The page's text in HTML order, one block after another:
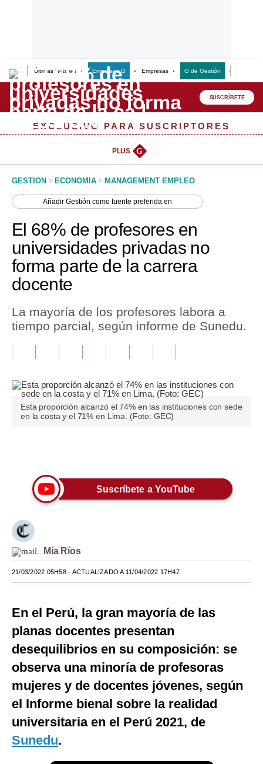
Últimas Noticias Empresas G Empresas G de Gestión
Lo último
Peru Quiosco
Management & Empleo
Perú
Política
Tu Dinero
Finanzas Personales
Inmobiliarias
Opinión
Editorial
Tendencias
Lujo
Viajes
Moda
EEUU
México
Internacional
Tecnología
SUSCRÍBETE
EXCLUSIVO PARA SUSCRIPTORES
PLUS G
GESTION > ECONOMIA > MANAGEMENT EMPLEO
AñadirGestión como fuente preferida en
El 68% de profesores en
universidades privadas no
forma parte de la carrera
docente
La mayoría de los profesores labora a
tiempo parcial, según informe de Sunedu.
Esta proporción alcanzó el 74% en las instituciones con sede
en la costa y el 71% en Lima. (Foto: GEC)
Suscríbete a YouTube
Mía Ríos
21/03/2022 05H58- ACTUALIZADO A 11/04/2022 17H47
En el Perú, la gran mayoría de las
planas docentes presentan
desequilibrios en su composición: se
observa una minoría de profesoras
mujeres y de docentes jóvenes, según
el Informe bienal sobre la realidad
universitaria en el Perú 2021, de
Sunedu.